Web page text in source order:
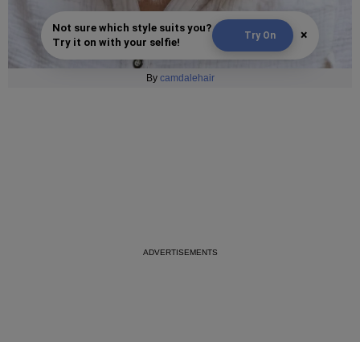
Not sure which style suits you?
Try it on with your selfie!
Try On ×
By camdalehair